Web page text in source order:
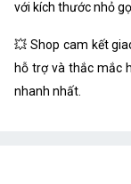
với kích thước nhỏ
💥 Shop cam kết
hỗ trợ và thắc mắc